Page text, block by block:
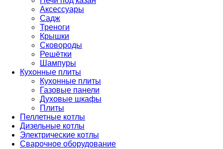
Аксессуары
Садж
Треноги
Крышки
Сковороды
Решётки
Шампуры
Кухонные плиты
Кухонные плиты
Газовые панели
Духовые шкафы
Плиты
Пеллетные котлы
Дизельные котлы
Электрические котлы
Сварочное оборудование